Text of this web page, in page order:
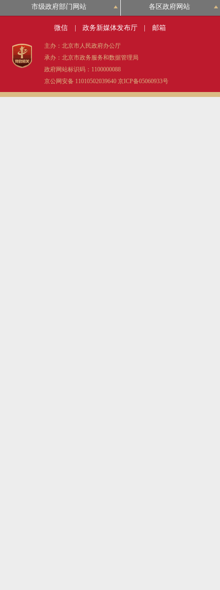
市级政府部门网站 各区政府网站
微信 政务新媒体发布厅 邮箱
主办：北京市人民政府办公厅
承办：北京市政务服务和数据管理局
政府网站标识码：1100000088
京公网安备 11010502039640 京ICP备05060933号